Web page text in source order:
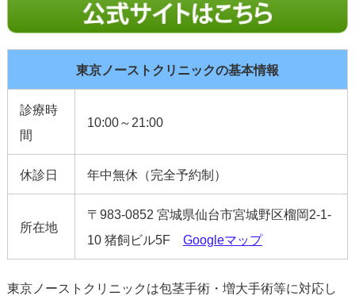
東京ノーストクリニックの基本情報
診療時
間
10:00～21:00
休診日 年中無休（完全予約制）
所在地
〒983-0852 宮城県仙台市宮城野区榴岡2-1-
10 猪飼ビル5F Googleマップ
東京ノーストクリニックは包茎手術・増大手術等に対応し